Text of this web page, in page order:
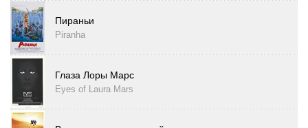
Пираньи
Piranha
Глаза Лоры Марс
Eyes of Laura Mars